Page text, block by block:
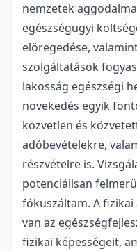
nemzetek
egészségügyi
elöregedése,
szolgáltatások
lakosság egészségi
növekedés egyik
közvetlen és
adóbevételekre,
részvételre is.
potenciálisan
fókuszáltam. A
van az
fizikai képességeit,